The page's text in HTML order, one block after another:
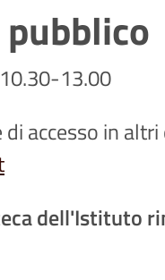
13.00
di accesso in
dell'Istituto